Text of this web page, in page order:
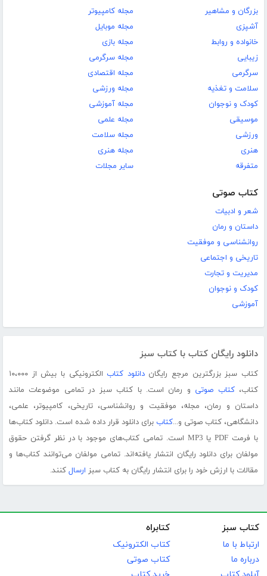
بزرگان و مشاهیر
آشپزی
خانواده و روابط
زیبایی
سرگرمی
سلامت و تغذیه
کودک و نوجوان
موسیقی
ورزشی
هنری
متفرقه
مجله کامپیوتر
مجله موبایل
مجله بازی
مجله سرگرمی
مجله اقتصادی
مجله ورزشی
مجله آموزشی
مجله علمی
مجله سلامت
مجله هنری
سایر مجلات
کتاب صوتی
شعر و ادبیات
داستان و رمان
روانشناسی و موفقیت
تاریخی و اجتماعی
مدیریت و تجارت
کودک و نوجوان
آموزشی
دانلود رایگان کتاب با کتاب سبز
کتاب سبز بزرگترین مرجع رایگاندانلود کتاب
الکترونیکی با بیش از ۱۰،۰۰۰
کتاب،کتاب صوتی و رمان است. با کتاب سبز در تمامی موضوعات مانند
داستان و رمان، مجله، موفقیت و روانشناسی، تاریخی، کامپیوتر، علمی،
دانشگاهی، کتاب صوتی و...کتاب برای دانلود قرار داده شده است. دانلود کتاب‌ها
با فرمت PDF یا MP3 است. تمامی کتاب‌های موجود با در نظر گرفتن حقوق
مولفان برای دانلود رایگان انتشار یافته‌اند. تمامی مولفان می‌توانند کتاب‌ها و
مقالات با ارزش خود را برای انتشار رایگان به کتاب سبز ارسال کنند.
کتاب سبز
ارتباط با ما
درباره ما
کتابراه
کتاب الکترونیک
کتاب صوتی